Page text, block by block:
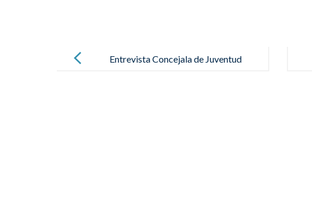
navegación
Entrevista Concejala de Juventud